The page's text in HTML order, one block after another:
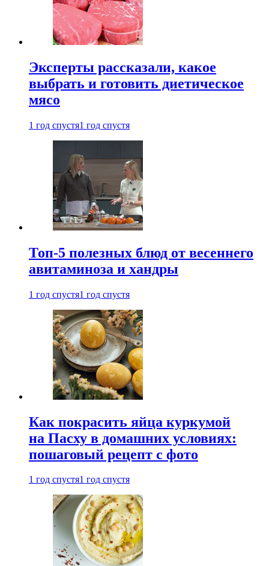
Эксперты рассказали, какое
выбрать и готовить диетическое
мясо
1 год спустя1 год спустя
Топ-5 полезных блюд от весеннего
авитаминоза и хандры
1 год спустя1 год спустя
Как покрасить яйца куркумой
на Пасху в домашних условиях:
пошаговый рецепт с фото
1 год спустя1 год спустя